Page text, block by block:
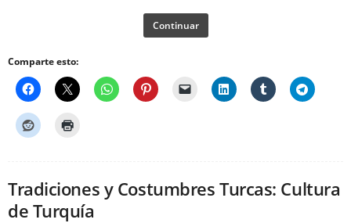
Continuar
Comparte esto:
Tradiciones y Costumbres Turcas: Cultura
de Turquía